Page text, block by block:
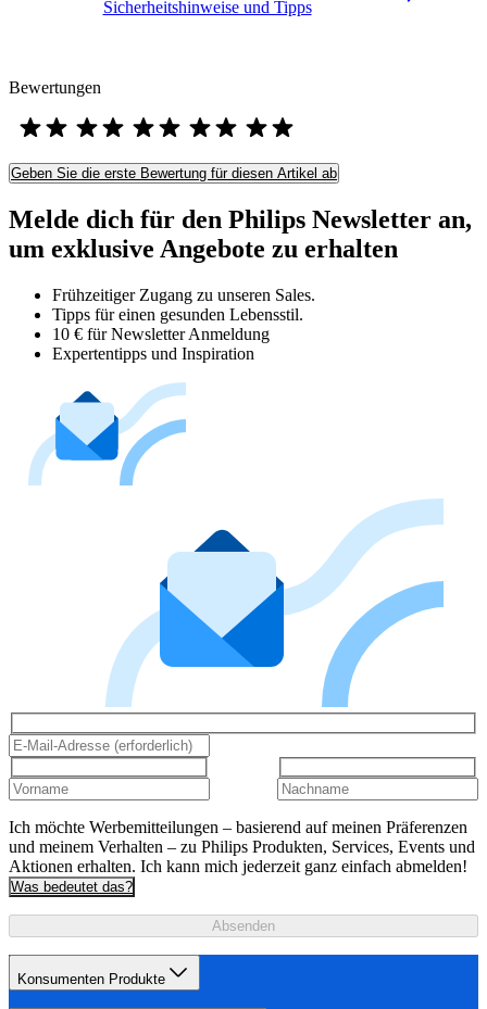
Sicherheitshinweise und Tipps
Bewertungen
Geben Sie die erste Bewertung für diesen Artikel ab
Melde dich für den Philips Newsletter an,
um exklusive Angebote zu erhalten
Frühzeitiger Zugang zu unseren Sales.
Tipps für einen gesunden Lebensstil.
10 € für Newsletter Anmeldung
Expertentipps und Inspiration
Ich möchte Werbemitteilungen – basierend auf meinen Präferenzen
und meinem Verhalten – zu Philips Produkten, Services, Events und
Aktionen erhalten. Ich kann mich jederzeit ganz einfach abmelden!
Was bedeutet das?
Absenden
Konsumenten Produkte